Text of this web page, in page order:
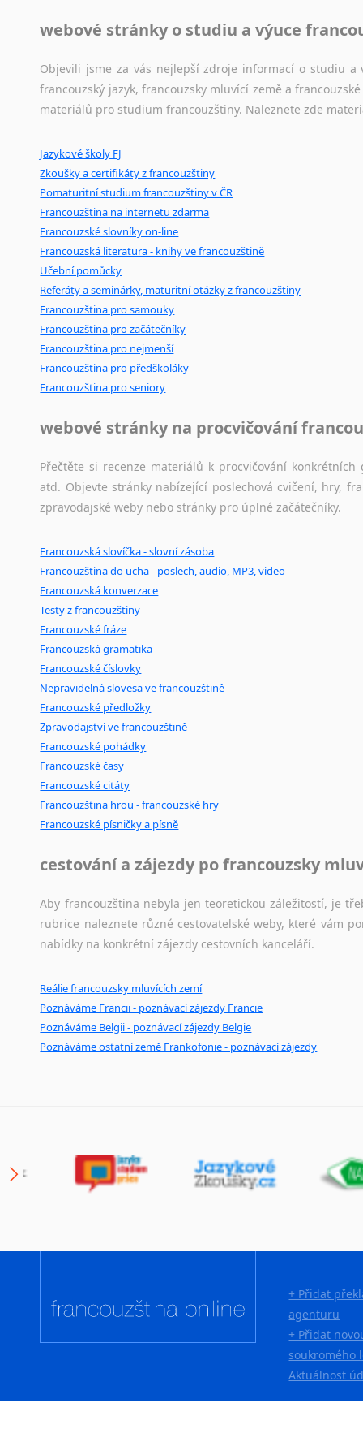
Litevština
Luba
Makedonština
Malajština
Malinština
Maltština
Maorština
Megrelština
Moldavština
Mongolština
Nepálština
Nilosaharské jazyky
Nizozemština
Norština
Novořečtina
Oromština
Pandžábština
Perština
Portugalština
Rumunština
Sanskrt
Sinhalština
Slovinština
Somálština
Sóština
Srbština
Staroslověnština
Svahilština
Švédština
Tádžičtina
Tahitština
Tamilština
Thajština
Tigriňňa
Turečtina
Turkménština
Urdština
Uzbečtina
Vietnamština
Wolof
Jazykové korpusy
korpusů, jež umožňují třeba vyhledávání slov a slovních
původního zdroje textu.
Mix pomůcek, jež
poradny a pravidla pravopisu nebo
webové stránky o studiu a výuce
Objevili jsme za vás nejlepší zdroje informací o studiu a
francouzský jazyk, francouzsky mluvící země a
materiálů pro studium francouzštiny. Naleznete zde
Jazykové školy FJ
Zkoušky a certifikáty z francouzštiny
Pomaturitní studium francouzštiny v ČR
Francouzština na internetu zdarma
Francouzské slovníky on-line
Francouzská literatura - knihy ve francouzštině
Učební pomůcky
Referáty a seminárky, maturitní otázky z francouzštiny
Francouzština pro samouky
Francouzština pro začátečníky
Francouzština pro nejmenší
Francouzština pro předškoláky
Francouzština pro seniory
webové stránky na procvičování
Přečtěte si recenze materiálů k procvičování
atd. Objevte stránky nabízející poslechová cvičení, hry,
zpravodajské weby nebo stránky pro úplné začátečníky.
Francouzská slovíčka - slovní zásoba
Francouzština do ucha - poslech, audio, MP3, video
Francouzská konverzace
Testy z francouzštiny
Francouzské fráze
Francouzská gramatika
Francouzské číslovky
Nepravidelná slovesa ve francouzštině
Francouzské předložky
Zpravodajství ve francouzštině
Francouzské pohádky
Francouzské časy
Francouzské citáty
Francouzština hrou - francouzské hry
Francouzské písničky a písně
cestování a zájezdy po francouzsky
Aby francouzština nebyla jen teoretickou záležitostí, je
rubrice naleznete různé cestovatelské weby, které vám
nabídky na konkrétní zájezdy cestovních kanceláří.
Reálie francouzsky mluvících zemí
Poznáváme Francii - poznávací zájezdy Francie
Poznáváme Belgii - poznávací zájezdy Belgie
Poznáváme ostatní země Frankofonie - poznávací zájezdy
+ Přidat
agenturu
+ Přidat
soukromého
Aktuálnost